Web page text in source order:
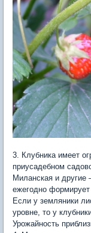
3. Клубника имеет
приусадебном
Миланская и другие
ежегодно
Если у земляники
уровне, то у
Урожайность